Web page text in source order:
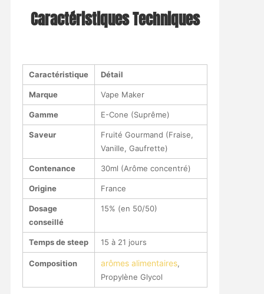
Caractéristiques Techniques
Caractéristique Détail
Marque Vape Maker
Gamme E-Cone (Suprême)
Saveur
Fruité Gourmand (Fraise,
Vanille, Gaufrette)
Contenance 30ml (Arôme concentré)
Origine France
Dosage
conseillé
15% (en 50/50)
Temps de steep 15 à 21 jours
Composition arômes alimentaires,
Propylène Glycol